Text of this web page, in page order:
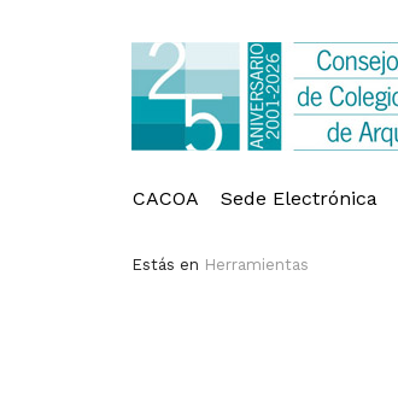
CACOA Sede Electrónica
Estás en Herramientas